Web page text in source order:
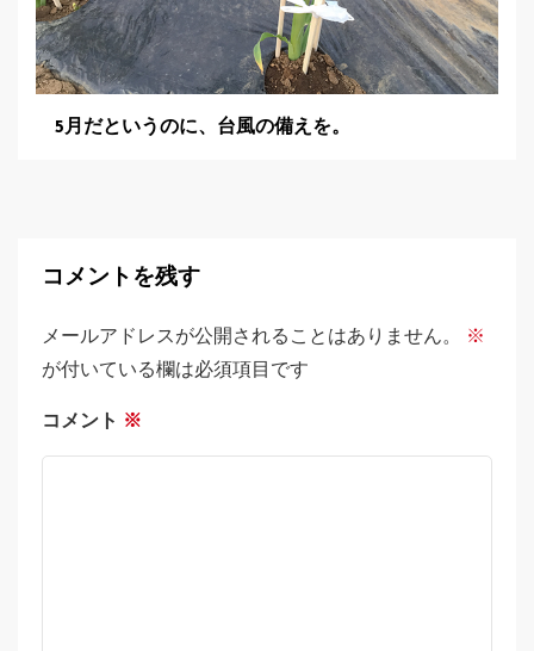
5月だというのに、台風の備えを。
コメントを残す
メールアドレスが公開されることはありません。
※
が付いている欄は必須項目です
コメント ※